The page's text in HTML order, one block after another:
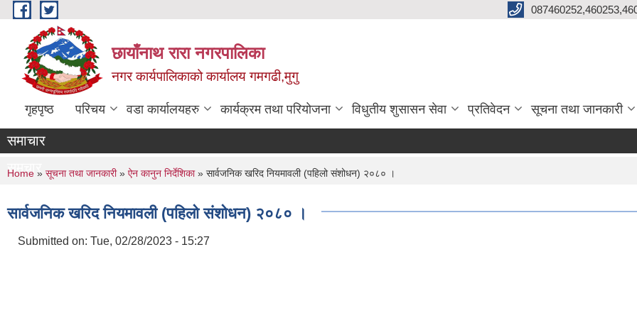
Skip to main content
छायाँनाथ रारा नगरपालिका
नगर कार्यपालिकाको कार्यालय गमगढी,मुगु
गृहपृष्ठ परिचय वडा कार्यालयहरु कार्यक्रम तथा परियोजना विधुतीय शुसासन सेवा प्रतिवेदन सूचना तथा जानकारी
समाचार
समचार
You are here
Home » सूचना तथा जानकारी» ऐन कानुन निर्देशिका» सार्वजनिक खरिद नियमावली (पहिलो संशोधन) २०८० ।
सार्वजनिक खरिद नियमावली (पहिलो संशोधन) २०८० ।
Submitted on: Tue, 02/28/2023 - 15:27